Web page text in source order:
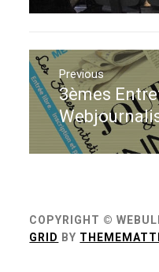
Navigation
de
l’article
Previous
Previous
post:
3èmes
COPYRIGHT ©
GRID BY